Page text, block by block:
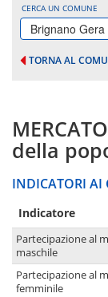
CERCA UN COMUNE
Brignano
TORNA AL
della
INDICATORI AI
Indicatore
Partecipazione al
maschile
Partecipazione al
femminile